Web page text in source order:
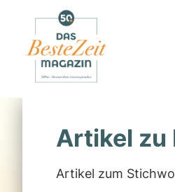
Artikel zu
Artikel zum